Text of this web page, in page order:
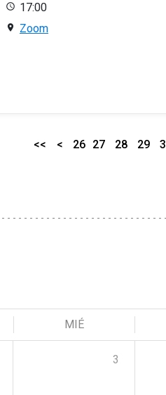
17:00
Zoom
<< < 26 27 28 29
MIÉ
3